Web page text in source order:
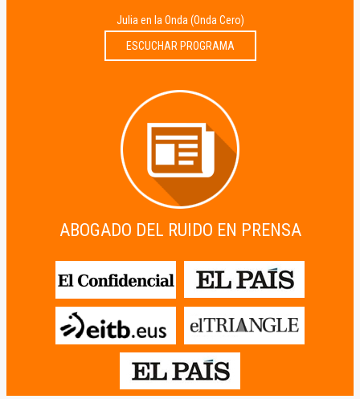
Julia en la Onda (Onda Cero)
ESCUCHAR PROGRAMA
ABOGADO DEL RUIDO EN PRENSA